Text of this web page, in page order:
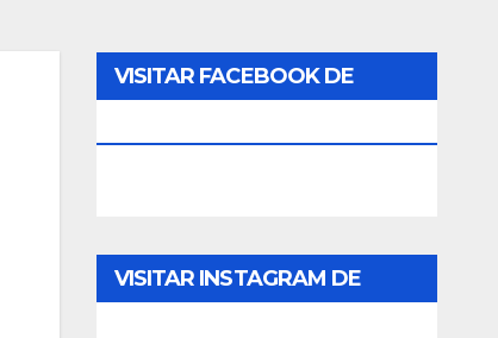
VISITAR FACEBOOK DE
VISITAR INSTAGRAM DE